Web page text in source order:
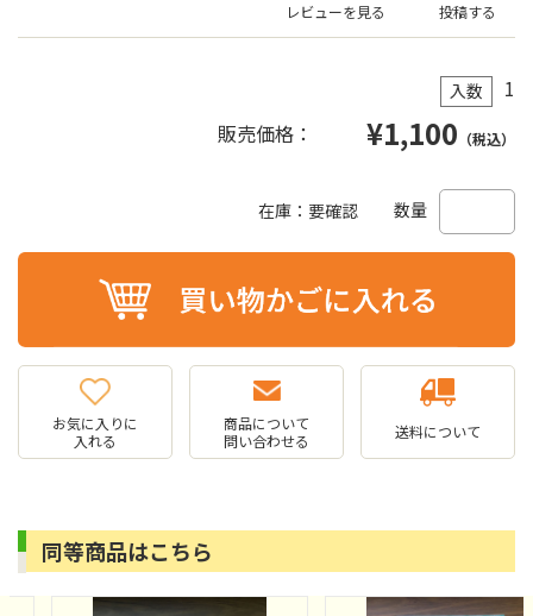
レビューを見る 投稿する
入数
1
販売価格：
¥1,100 （税込）
在庫：要確認 数量
お気に入りに
入れる
商品について
問い合わせる
送料について
同等商品はこちら